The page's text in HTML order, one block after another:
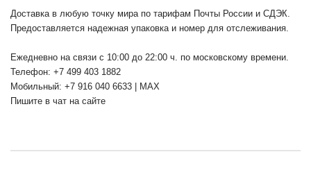
Доставка в любую точку мира по тарифам Почты России и СДЭК.
Предоставляется надежная упаковка и номер для отслеживания.
Ежедневно на связи с 10:00 до 22:00 ч. по московскому времени.
Телефон: +7 499 403 1882
Мобильный: +7 916 040 6633 | MAX
Пишите в чат на сайте